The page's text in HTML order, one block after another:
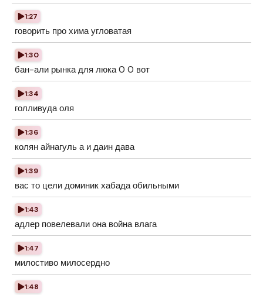
1:27
говорить про хима угловатая
1:30
бан-али рынка для люка 0 0 вот
1:34
голливуда оля
1:36
колян айнагуль а и даин дава
1:39
вас то цели доминик хабада обильными
1:43
адлер повелевали она война влага
1:47
милостиво милосердно
1:48